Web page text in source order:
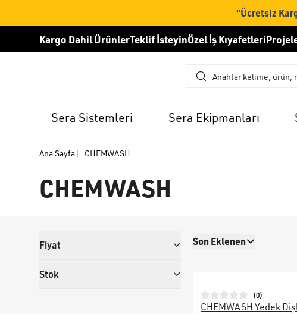
“Ücretsiz
Kargo Dahil ÜrünlerTeklif İsteyinÖzel İş Kıyafetleri
Sera Sistemleri Sera Ekipmanları
Ana Sayfa| CHEMWASH
CHEMWASH
Fiyat
Stok
Son Eklenen
(0)
CHEMWASH Yedek